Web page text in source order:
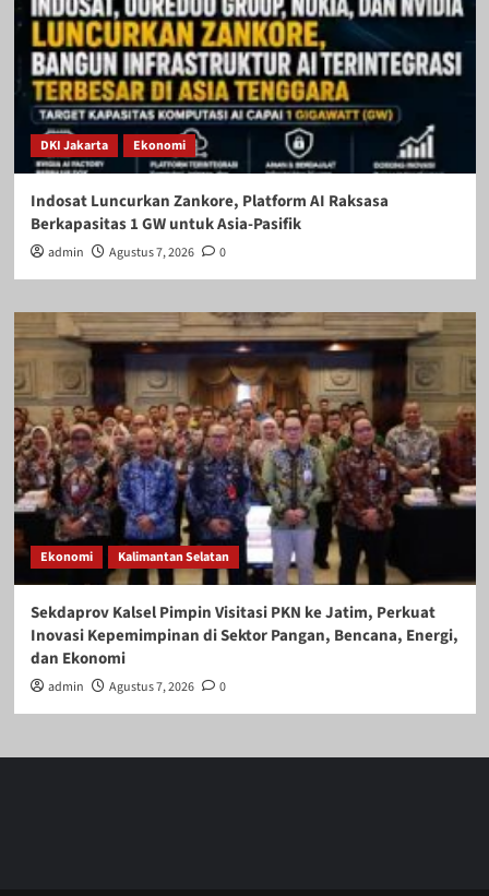
DKI Jakarta Ekonomi
Indosat Luncurkan Zankore, Platform AI Raksasa
Berkapasitas 1 GW untuk Asia-Pasifik
admin Agustus 7, 2026 0
Ekonomi Kalimantan Selatan
Sekdaprov Kalsel Pimpin Visitasi PKN ke Jatim, Perkuat
Inovasi Kepemimpinan di Sektor Pangan, Bencana, Energi,
dan Ekonomi
admin Agustus 7, 2026 0